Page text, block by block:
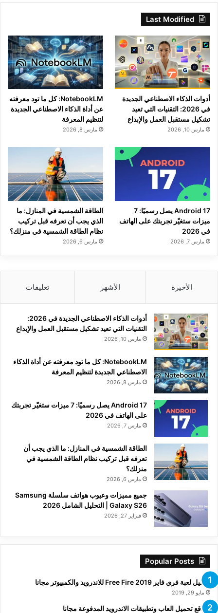
Last Modified
أدوات الذكاء الاصطناعي الجديدة
في 2026: التقنيات التي تعيد
تشكيل مستقبل العمل والإبداع
مارس 10, 2026
NotebookLM: كل ما تود معرفته
عن أداة الذكاء الاصطناعي الجديدة
لتنظيم المعرفة
مارس 8, 2026
Android 17 يصل رسميًا: 7
ميزات ستغيّر تجربتك على الهاتف
في 2026
مارس 7, 2026
الطاقة الشمسية في المنازل: ما
الذي يجب أن تعرفه قبل تركيب
نظام الطاقة الشمسية في منزلك؟
مارس 6, 2026
الأخيرة الأشهر تعليقات
أدوات الذكاء الاصطناعي الجديدة في 2026:
التقنيات التي تعيد تشكيل مستقبل العمل والإبداع
مارس 10, 2026
NotebookLM: كل ما تود معرفته عن أداة الذكاء
الاصطناعي الجديدة لتنظيم المعرفة
مارس 8, 2026
Android 17 يصل رسميًا: 7 ميزات ستغيّر تجربتك
على الهاتف في 2026
مارس 7, 2026
الطاقة الشمسية في المنازل: ما الذي يجب أن
تعرفه قبل تركيب نظام الطاقة الشمسية في
منزلك؟
مارس 6, 2026
جميع مميزات وعيوب هواتف سلسلة Samsung
Galaxy S26 | التحليل الشامل 2026
فبراير 27, 2026
Popular Posts
تحميل لعبة فري فاير Free Fire 2019 للاندرويد والكمبيوتر مجانا
مايو 29, 2019
مواقع تحميل العاب وتطبيقات الاندرويد المدفوعة مجانا